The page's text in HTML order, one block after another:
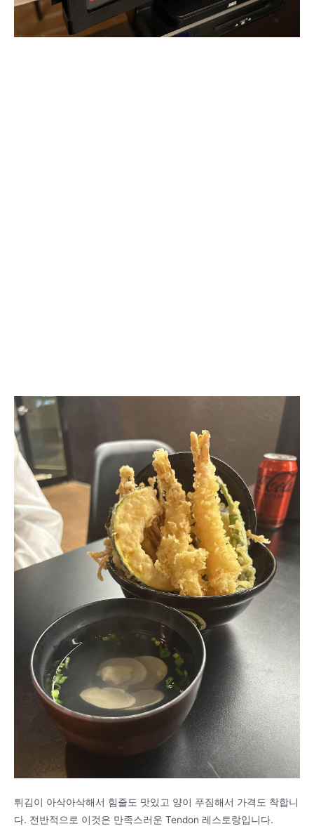
튀김이 아삭아삭해서 힘줄도 맛있고 양이 푸짐해서 가격도 착합니
다. 전반적으로 이것은 만족스러운 Tendon 레스토랑입니다.